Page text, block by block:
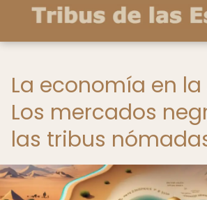
La economía en
Los mercados
las tribus